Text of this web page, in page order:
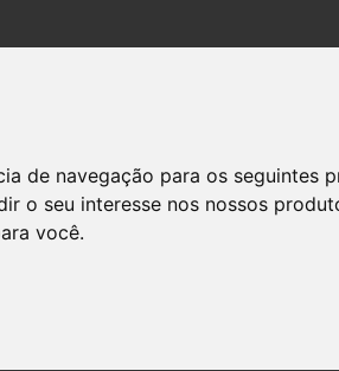
de navegação para os seguintes
o seu interesse nos nossos
você.